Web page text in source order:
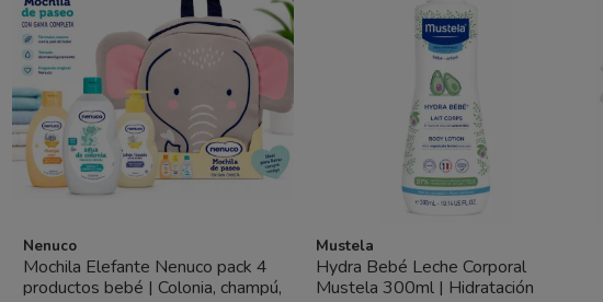
Nenuco
Mochila Elefante Nenuco pack 4
productos bebé | Colonia, champú,
Mustela
Hydra Bebé Leche Corporal
Mustela 300ml | Hidratación